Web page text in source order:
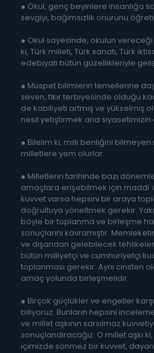
● Okul, genç beyinlere insanlığa
sevgiyi, bağımsızlık onurunu
● Okul sayesinde, okulun
ki, Türk milleti, Türk sanatı, Türk
edebiyatı bütün güzellikleriyle
● Müspet bilimlerin temellerine
seven, fikir terbiyesinde olduğu
de kabiliyeti artmış ve yükselmiş
nesil yetiştirmek ana siyasetimizin
● Bilelim ki, milli benliğini
milletlere yem olurlar.
● Milletlerin tarihinde bazı
amaçlara erişebilmek için maddî
kuvvet varsa hepsini bir araya
doğrultuya yöneltmek gerekir.
böyle bir toplanma ve birleşme
sonuçlarını kavramıştır.
ve dışarıdan gelebilecek
bütün milliyetçi ve cumhuriyetçi
toplanması gerekir. Aynı cinsten
amaç yolunda birleşmelidir.
● Birçok güçlükler ve engeller
biliyoruz. Bunların hepsini
ve millet aşkının sarsılmaz
sonuçlandıracağız. O millet aşkı
içimizde sönmez bir kuvvet,